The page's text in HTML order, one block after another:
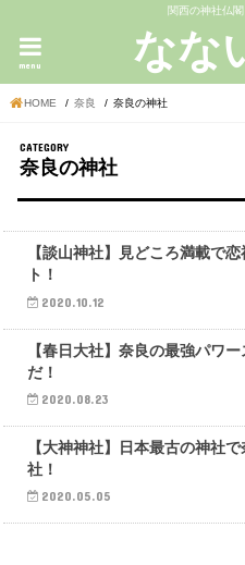
関西の神社仏
なな
menu
HOME 奈良 奈良の神社
奈良の神社
奈良の神社
【談山神社】見どころ満載で
ト！
2020.10.12
奈良の神社
【春日大社】奈良の最強パワ
だ！
2020.08.23
奈良の神社
【大神神社】日本最古の神社
社！
2020.05.05